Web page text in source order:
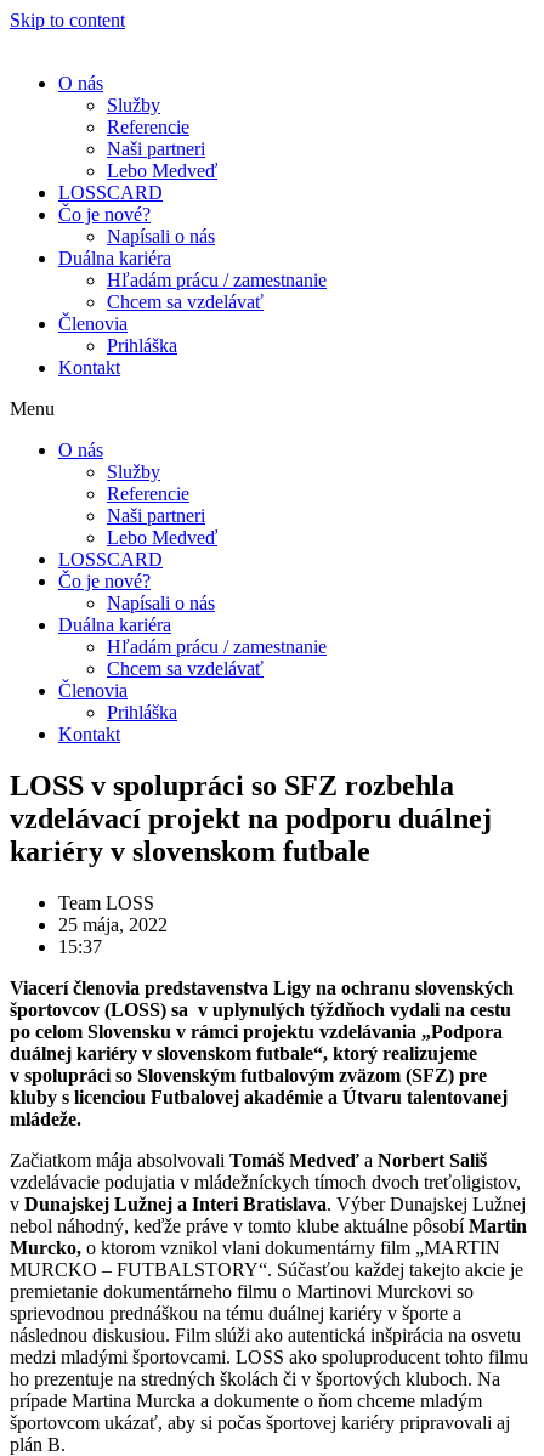
Skip to content
O nás
Služby
Referencie
Naši partneri
Lebo Medveď
LOSSCARD
Čo je nové?
Napísali o nás
Duálna kariéra
Hľadám prácu / zamestnanie
Chcem sa vzdelávať
Členovia
Prihláška
Kontakt
Menu
O nás
Služby
Referencie
Naši partneri
Lebo Medveď
LOSSCARD
Čo je nové?
Napísali o nás
Duálna kariéra
Hľadám prácu / zamestnanie
Chcem sa vzdelávať
Členovia
Prihláška
Kontakt
LOSS v spolupráci so SFZ rozbehla
vzdelávací projekt na podporu duálnej
kariéry v slovenskom futbale
Team LOSS
25 mája, 2022
15:37
Viacerí členovia predstavenstva Ligy na ochranu slovenských
športovcov (LOSS) sa v uplynulých týždňoch vydali na cestu
po celom Slovensku v rámci projektu vzdelávania „Podpora
duálnej kariéry v slovenskom futbale“, ktorý realizujeme
v spolupráci so Slovenským futbalovým zväzom (SFZ) pre
kluby s licenciou Futbalovej akadémie a Útvaru talentovanej
mládeže.
Začiatkom mája absolvovali Tomáš Medveď a Norbert Sališ
vzdelávacie podujatia v mládežníckych tímoch dvoch treťoligistov,
v Dunajskej Lužnej a Interi Bratislava. Výber Dunajskej Lužnej
nebol náhodný, keďže práve v tomto klube aktuálne pôsobíMartin
Murcko, o ktorom vznikol vlani dokumentárny film „MARTIN
MURCKO – FUTBALSTORY“. Súčasťou každej takejto akcie je
premietanie dokumentárneho filmu o Martinovi Murckovi so
sprievodnou prednáškou na tému duálnej kariéry v športe a
následnou diskusiou. Film slúži ako autentická inšpirácia na osvetu
medzi mladými športovcami. LOSS ako spoluproducent tohto filmu
ho prezentuje na stredných školách či v športových kluboch. Na
prípade Martina Murcka a dokumente o ňom chceme mladým
športovcom ukázať, aby si počas športovej kariéry pripravovali aj
plán B.